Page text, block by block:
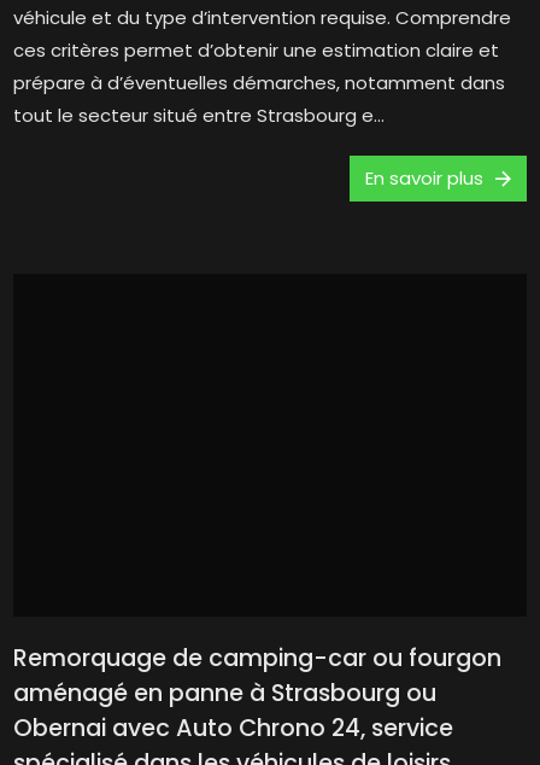
véhicule et du type d’intervention requise. Comprendre
ces critères permet d’obtenir une estimation claire et
prépare à d’éventuelles démarches, notamment dans
tout le secteur situé entre Strasbourg e...
En savoir plus
Remorquage de camping-car ou fourgon
aménagé en panne à Strasbourg ou
Obernai avec Auto Chrono 24, service